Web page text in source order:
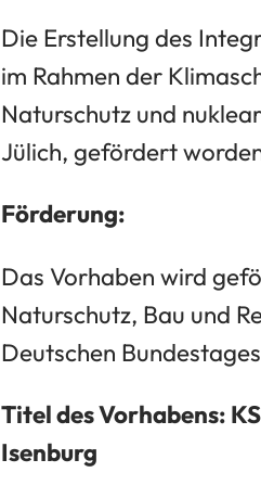
Die Erstellung des
im Rahmen der
Naturschutz und
Jülich, gefördert
Förderung:
Das Vorhaben wird
Naturschutz, Bau und
Deutschen
Titel des Vorhabens:
Isenburg